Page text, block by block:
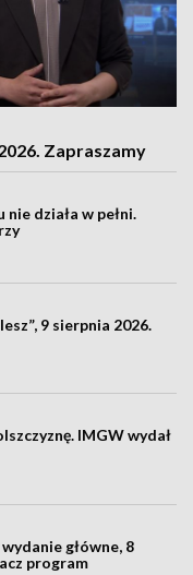
Zapraszamy
nie działa w pełni.
9 sierpnia 2026.
IMGW wydał
główne, 8
program